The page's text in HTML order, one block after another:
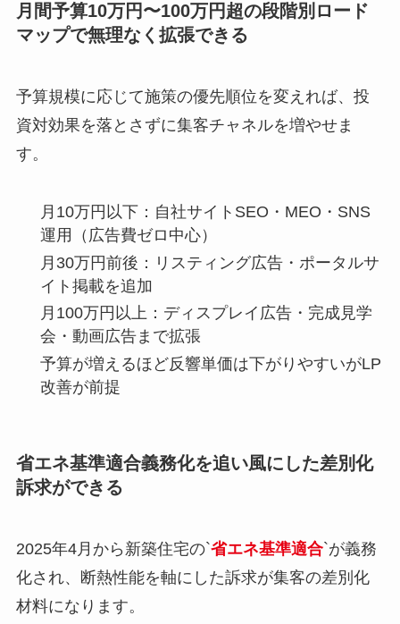
月間予算10万円〜100万円超の段階別ロード
マップで無理なく拡張できる
予算規模に応じて施策の優先順位を変えれば、投
資対効果を落とさずに集客チャネルを増やせま
す。
月10万円以下：自社サイトSEO・MEO・SNS
運用（広告費ゼロ中心）
月30万円前後：リスティング広告・ポータルサ
イト掲載を追加
月100万円以上：ディスプレイ広告・完成見学
会・動画広告まで拡張
予算が増えるほど反響単価は下がりやすいがLP
改善が前提
省エネ基準適合義務化を追い風にした差別化
訴求ができる
2025年4月から新築住宅の`省エネ基準適合`が義務
化され、断熱性能を軸にした訴求が集客の差別化
材料になります。